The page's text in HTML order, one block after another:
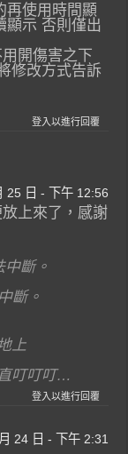
再使用時間顯
顯示 否則僅出
開傷害之下
修改方式告訴
登入以進行回覆
25 日 - 下午 12:56
上來了，感謝
斷。
斷。
上
叮叮叮…
登入以進行回覆
24 日 - 下午 2:31